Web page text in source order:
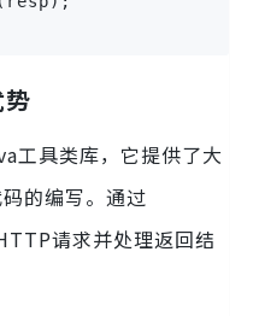
工具类库，它提供了大
的编写。通过
请求并处理返回结